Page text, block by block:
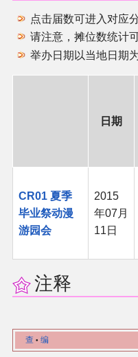
点击届数可进入对应
请注意，摊位数统计
举办日期以当地日期为
日期
CR01 夏季
毕业祭动漫
游园会
2015
年07月
11日
注释
查 • 编
游戏攻略
展会及活动导航
展会作品列表
同人二次创作
同人社团列表